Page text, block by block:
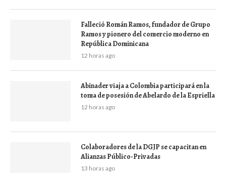
Falleció Román Ramos, fundador de Grupo
Ramos y pionero del comercio moderno en
República Dominicana
12 horas ago
Abinader viaja a Colombia participará en la
toma de posesión de Abelardo de la Espriella
12 horas ago
Colaboradores de la DGJP se capacitan en
Alianzas Público-Privadas
13 horas ago